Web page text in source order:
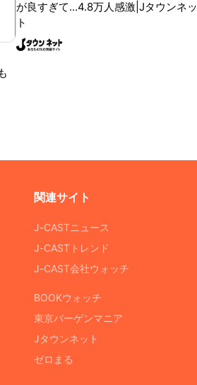
が良すぎて...4.8万人感激|Jタウンネッ
ト
関連サイト
J-CASTニュース
J-CASTトレンド
J-CAST会社ウォッチ
BOOKウォッチ
東京バーゲンマニア
Jタウンネット
ゼロまる